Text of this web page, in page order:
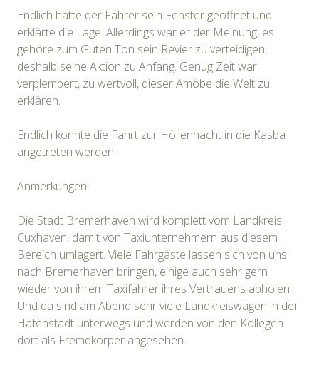
Endlich hatte der Fahrer sein Fenster geöffnet und
erklärte die Lage. Allerdings war er der Meinung, es
gehöre zum Guten Ton sein Revier zu verteidigen,
deshalb seine Aktion zu Anfang. Genug Zeit war
verplempert, zu wertvoll, dieser Amöbe die Welt zu
erklären.
Endlich konnte die Fahrt zur Höllennacht in die Kasba
angetreten werden.
Anmerkungen:
Die Stadt Bremerhaven wird komplett vom Landkreis
Cuxhaven, damit von Taxiunternehmern aus diesem
Bereich umlagert. Viele Fahrgäste lassen sich von uns
nach Bremerhaven bringen, einige auch sehr gern
wieder von ihrem Taxifahrer ihres Vertrauens abholen.
Und da sind am Abend sehr viele Landkreiswagen in der
Hafenstadt unterwegs und werden von den Kollegen
dort als Fremdkörper angesehen.